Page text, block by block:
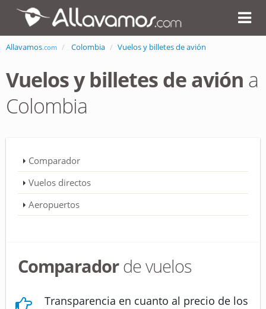
Allavamos.com Colombia Vuelos y billetes de avión
Vuelos y billetes de avión a
Colombia
Comparador
Vuelos directos
Aeropuertos
Comparadorde vuelos
Transparencia en cuanto al precio de los